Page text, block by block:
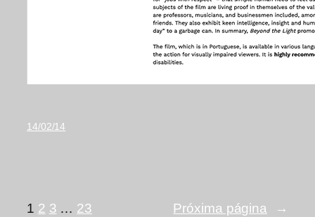
14/02/14
1 2 3 … 23 Próxima página →